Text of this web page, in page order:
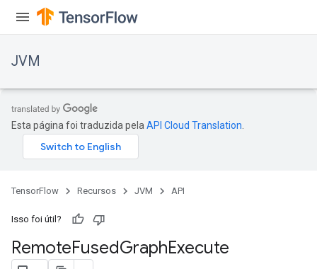
JVM
Esta página foi traduzida pela API Cloud Translation
TensorFlow Recursos JVM API
Isso foi útil?
RemoteFusedGraphExecute